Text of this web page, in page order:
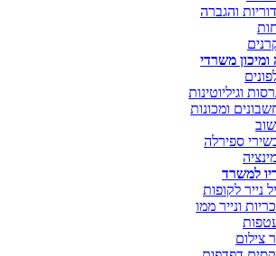
והגברה
ומיכון משרדי
וגיליוטינות
ומכונות
ספירלה
למשרד
נייר לקופות
ונייר ממו
צילום